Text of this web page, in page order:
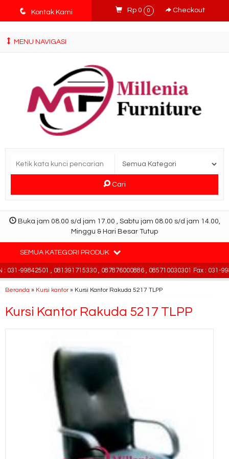
tv3ISbyqwvMDypa7aIfj2FUlPKawe7X5fX5v6wsT4Ns
q Kontak Kami Rp 0 0 Checkout
MENU NAVIGASI
Cari
Buka jam 08.00 s/d jam 17.00 , Sabtu jam 08.00 s/d jam 14.00,
Minggu & Hari Besar Tutup
SEMUA KATEGORI PRODUK
031-99842501 , 081391715330 , 087876000886 , 085710030301 Fax : 031-
Beranda » Kursi kantor» Kursi Kantor Rakuda 5217 TLPP
Kursi Kantor Rakuda 5217 TLPP